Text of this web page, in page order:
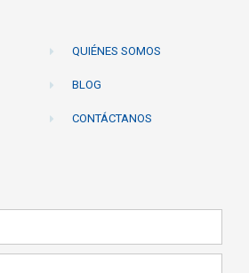
QUIÉNES SOMOS
BLOG
CONTÁCTANOS